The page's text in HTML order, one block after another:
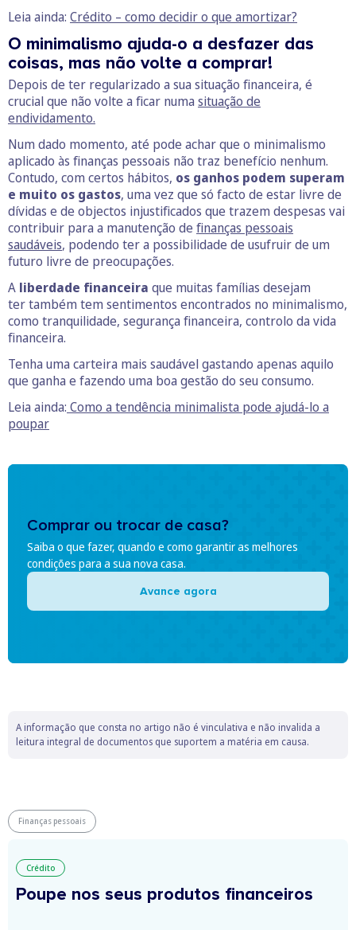
Leia ainda: Crédito – como decidir o que amortizar?
O minimalismo ajuda-o a desfazer das
coisas, mas não volte a comprar!
Depois de ter regularizado a sua situação financeira, é
crucial que não volte a ficar numa situação de
endividamento.
Num dado momento, até pode achar que o minimalismo
aplicado às finanças pessoais não traz benefício nenhum.
Contudo, com certos hábitos, os ganhos podem superam
e muito os gastos, uma vez que só facto de estar livre de
dívidas e de objectos injustificados que trazem despesas vai
contribuir para a manutenção de finanças pessoais
saudáveis, podendo ter a possibilidade de usufruir de um
futuro livre de preocupações.
A liberdade financeira que muitas famílias desejam
ter também tem sentimentos encontrados no minimalismo,
como tranquilidade, segurança financeira, controlo da vida
financeira.
Tenha uma carteira mais saudável gastando apenas aquilo
que ganha e fazendo uma boa gestão do seu consumo.
Leia ainda: Como a tendência minimalista pode ajudá-lo a
poupar
Comprar ou trocar de casa?
Saiba o que fazer, quando e como garantir as melhores
condições para a sua nova casa.
Avance agora
A informação que consta no artigo não é vinculativa e não invalida a
leitura integral de documentos que suportem a matéria em causa.
Finanças pessoais
Crédito
Poupe nos seus produtos financeiros